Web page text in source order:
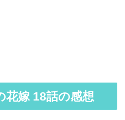
花嫁 18話の感想